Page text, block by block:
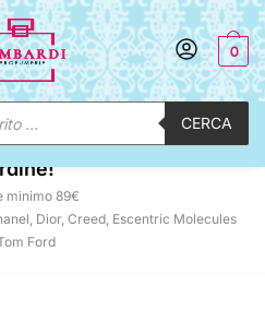
CERCA
0
automatico sul tuo
minimo 89€
Dior, Creed, Escentric Molecules
Ford